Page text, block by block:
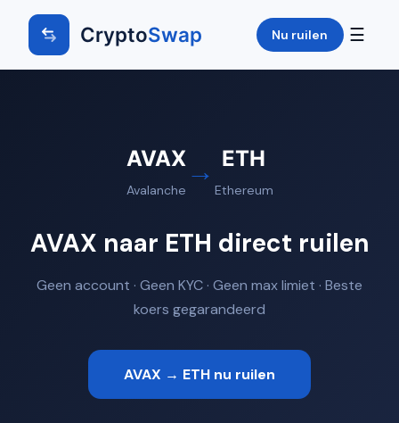
CryptoSwap Nu ruilen ☰
AVAX
Avalanche
→ ETH
Ethereum
AVAX naar ETH direct ruilen
Geen account · Geen KYC · Geen max limiet · Beste
koers gegarandeerd
AVAX → ETH nu ruilen